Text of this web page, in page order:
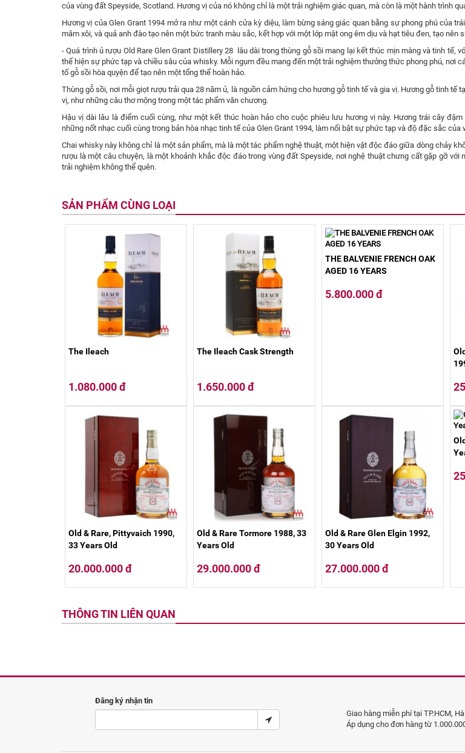
của vùng đất Speyside, Scotland. Hương vị của nó không chỉ là một trải nghiệm giác quan, mà còn là một hành trình
Hương vị của Glen Grant 1994 mở ra như một cánh cửa kỳ diệu, làm bừng sáng giác quan bằng sự phong phú của
mâm xôi, và quả anh đào tạo nên một bức tranh màu sắc, kết hợp với một lớp mật ong êm dịu và hạt tiêu đen, tạo nên
- Quá trình ủ rượu Old Rare Glen Grant Distillery 28 lâu dài trong thùng gỗ sồi mang lại kết thúc mịn màng và tinh tế,
thể hiện sự phức tạp và chiều sâu của whisky. Mỗi ngụm đều mang đến một trải nghiệm thưởng thức phong phú, nơi
tố gỗ sồi hòa quyện để tạo nên một tổng thể hoàn hảo.
Thùng gỗ sồi, nơi mỗi giọt rượu trải qua 28 năm ủ, là nguồn cảm hứng cho hương gỗ tinh tế và gia vị. Hương gỗ tinh tế
vị, như những câu thơ mộng trong một tác phẩm văn chương.
Hậu vị dài lâu là điểm cuối cùng, như một kết thúc hoàn hảo cho cuộc phiêu lưu hương vị này. Hương trái cây
những nốt nhạc cuối cùng trong bản hòa nhạc tinh tế của Glen Grant 1994, làm nổi bật sự phức tạp và độ đặc sắc của
Chai whisky này không chỉ là một sản phẩm, mà là một tác phẩm nghệ thuật, một hiện vật độc đáo giữa dòng chảy
rượu là một câu chuyện, là một khoảnh khắc độc đáo trong vùng đất Speyside, nơi nghệ thuật chưng cất gặp gỡ với
trải nghiệm không thể quên.
SẢN PHẨM CÙNG LOẠI
The Ileach
1.080.000 đ
The Ileach Cask Strength
1.650.000 đ
THE BALVENIE FRENCH OAK
AGED 16 YEARS
5.800.000 đ
Old & Rare, Pittyvaich 1990,
33 Years Old
20.000.000 đ
Old & Rare Tormore 1988, 33
Years Old
29.000.000 đ
Old & Rare Glen Elgin 1992,
30 Years Old
27.000.000 đ
THÔNG TIN LIÊN QUAN
Đăng ký nhận tin
Giao hàng miễn phí tại TP.HCM,
Áp dụng cho đơn hàng từ